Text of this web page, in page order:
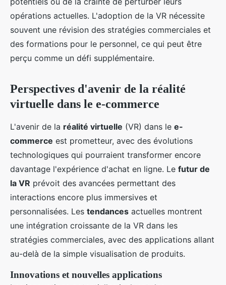
opérations actuelles. L'adoption de la VR nécessite
souvent une révision des stratégies commerciales et
des formations pour le personnel, ce qui peut être
perçu comme un défi supplémentaire.
Perspectives d'avenir de la réalité
virtuelle dans le e-commerce
L'avenir de la réalité virtuelle (VR) dans le e-
commerce est prometteur, avec des évolutions
technologiques qui pourraient transformer encore
davantage l'expérience d'achat en ligne. Le futur de
la VR prévoit des avancées permettant des
interactions encore plus immersives et
personnalisées. Les tendances actuelles montrent
une intégration croissante de la VR dans les
stratégies commerciales, avec des applications allant
au-delà de la simple visualisation de produits.
Innovations et nouvelles applications